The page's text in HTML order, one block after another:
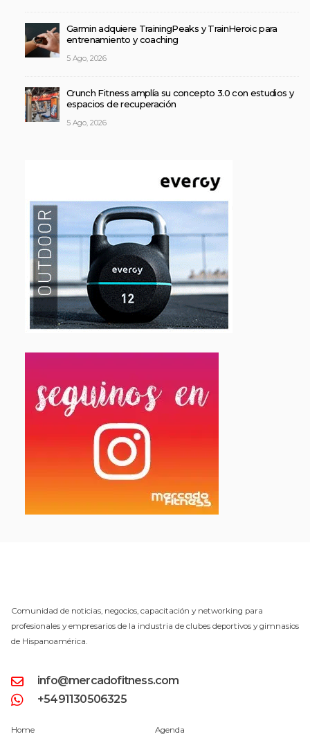
Garmin adquiere TrainingPeaks y TrainHeroic para
entrenamiento y coaching
5 Ago, 2026
Crunch Fitness amplía su concepto 3.0 con estudios y
espacios de recuperación
5 Ago, 2026
Comunidad de noticias, negocios, capacitación y networking para
profesionales y empresarios de la industria de clubes deportivos y gimnasios
de Hispanoamérica.
info@mercadofitness.com
+5491130506325
Home Agenda